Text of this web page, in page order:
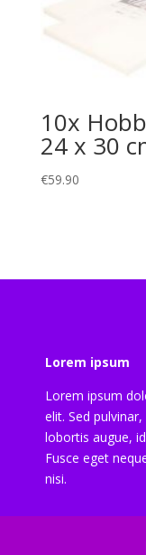
10x
24 x 30
€59.90
Lorem ipsum
Lorem ipsum
elit. Sed
lobortis augue,
Fusce eget
nisi.